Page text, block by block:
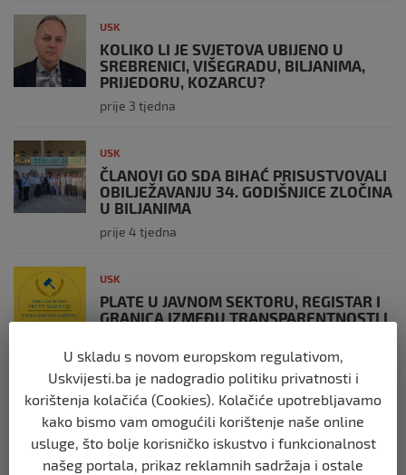
USK
KOLIKO LI JE SVJETOVA UBIJENO U
SREBRENICI, VIŠEGRADU, BILJANIMA,
PRIJEDORU, KOZARCU?
prije 3 tjedna
USK
ČLANOVI GO SDA BIHAĆ PRISUSTVOVALI
OBILJEŽAVANJU 34. GODIŠNJICE ZLOČINA
U BILJANIMA
prije 4 tjedna
USK
PLATE U JAVNOM SEKTORU, REGISTAR I
GRANICA IZMEĐU TRANSPARENTNOSTI I
prije 2 mjeseca
USK
OBILJEŽENE 34 GODINE OD PROGONA
MJEŠTANA I 31 GODINA OD
OSLOBOĐENJA RIPČA
U skladu s novom europskom regulativom,
Uskvijesti.ba je nadogradio politiku privatnosti i
korištenja kolačića (Cookies). Kolačiće upotrebljavamo
kako bismo vam omogućili korištenje naše online
usluge, što bolje korisničko iskustvo i funkcionalnost
našeg portala, prikaz reklamnih sadržaja i ostale